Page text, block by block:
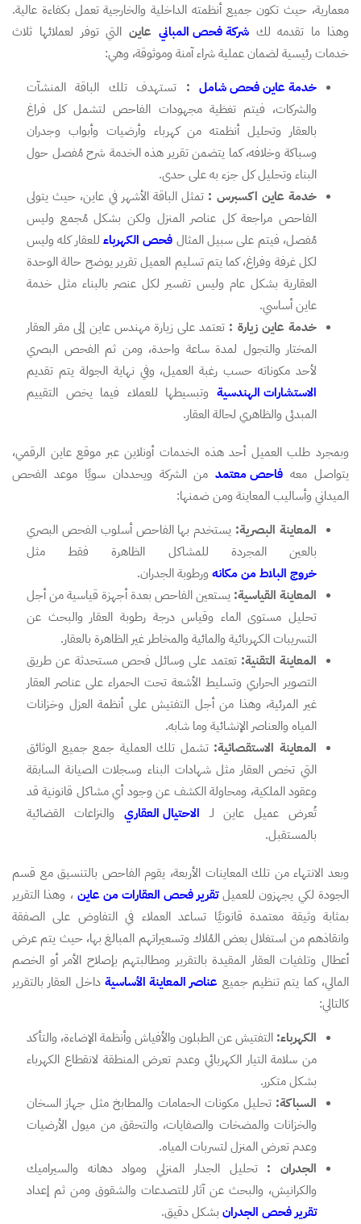
معمارية، حيث تكون جميع أنظمته الداخلية والخارجية تعمل بكفاءة عالية.
وهذا ما تقدمه لكشركة فحص المباني عاين التي توفر لعملائها ثلاث
خدمات رئيسية لضمان عملية شراء آمنة وموثوقة، وهي:
خدمة عاين فحص شامل: تستهدف تلك الباقة المنشآت
والشركات، فيتم تغظية مجهودات الفاحص لتشمل كل فراغ
بالعقار وتحليل أنظمته من كهرباء وأرضيات وأبواب وجدران
وسباكة وخلافه، كما يتضمن تقرير هذه الخدمة شرح مُفصل حول
البناء وتحليل كل جزء به على حدى.
خدمة عاين اكسبرس : تمثل الباقة الأشهر في عاين، حيث يتولى
الفاحص مراجعة كل عناصر المنزل ولكن بشكل مُجمع وليس
مُفصل، فيتم على سبيل المثال فحص الكهرباءللعقار كله وليس
لكل غرفة وفراغ، كما يتم تسليم العميل تقرير يوضح حالة الوحدة
العقارية بشكل عام وليس تفسير لكل عنصر بالبناء مثل خدمة
عاين أساسي.
خدمة عاين زيارة : تعتمد على زيارة مهندس عاين إلى مقر العقار
المختار والتجول لمدة ساعة واحدة، ومن ثم الفحص البصري
لأحد مكوناته حسب رغبة العميل، وفي نهاية الجولة يتم تقديم
الاستشارات الهندسية وتبسيطها للعملاء فيما يخص التقييم
المبدئى والظاهري لحالة العقار.
وبمجرد طلب العميل أحد هذه الخدمات أونلاين عبر موقع عاين الرقمي،
يتواصل معه فاحص معتمدمن الشركة ويحددان سويًا موعد الفحص
الميداني وأساليب المعاينة ومن ضمنها:
المعاينة البصرية: يستخدم بها الفاحص أسلوب الفحص البصري
بالعين المجردة للمشاكل الظاهرة فقط مثل
خروج البلاط من مكانه ورطوبة الجدران.
المعاينة القياسية: يستعين الفاحص بعدة أجهزة قياسية من أجل
تحليل مستوى الماء وقياس درجة رطوبة العقار والبحث عن
التسريبات الكهربائية والمائية والمخاطر غير الظاهرة بالعقار.
المعاينة التقنية: تعتمد على وسائل فحص مستحدثة عن طريق
التصوير الحراري وتسليط الأشعة تحت الحمراء على عناصر العقار
غير المرئية، وهذا من أجل التفتيش على أنظمة العزل وخزانات
المياه والعناصر الإنشائية وما شابه.
المعاينة الاستقصائية: تشمل تلك العملية جمع جميع الوثائق
التي تخص العقار مثل شهادات البناء وسجلات الصيانة السابقة
وعقود الملكية، ومحاولة الكشف عن وجود أي مشاكل قانونية قد
تُعرض عميل عاين لـ الاحتيال العقاري والنزاعات القضائية
بالمستقبل.
وبعد الانتهاء من تلك المعاينات الأربعة، يقوم الفاحص بالتنسيق مع قسم
الجودة لكي يجهزون للعميلتقرير فحص العقارات من عاين ، وهذا التقرير
بمثابة وثيقة معتمدة قانونيًا تساعد العملاء في التفاوض على الصفقة
وانقاذهم من استغلال بعض المُلاك وتسعيراتهم المبالغ بها، حيث يتم عرض
أعطال وتلفيات العقار المقيدة بالتقرير ومطالبتهم بإصلاح الأمر أو الخصم
المالي، كما يتم تنظيم جميع عناصر المعاينة الأساسية داخل العقار بالتقرير
كالتالي:
الكهرباء: التفتيش عن الطبلون والأفياش وأنظمة الإضاءة، والتأكد
من سلامة التيار الكهربائي وعدم تعرض المنطقة لانقطاع الكهرباء
بشكل متكرر.
السباكة: تحليل مكونات الحمامات والمطابخ مثل جهاز السخان
والخزانات والمضخات والصفايات، والتحقق من ميول الأرضيات
وعدم تعرض المنزل لتسربات المياه.
الجدران : تحليل الجدار المنزلي ومواد دهانه والسيراميك
والكرانيش، والبحث عن آثار للتصدعات والشقوق ومن ثم إعداد
تقرير فحص الجدران بشكل دقيق.